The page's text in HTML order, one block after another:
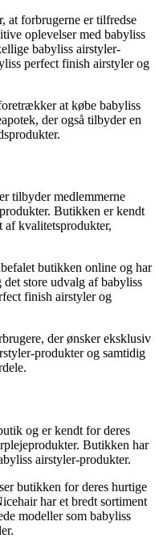
at forbrugerne er tilfredse
oplevelser med babyliss
babyliss airstyler-
perfect finish airstyler og
at købe babyliss
der også tilbyder en
tilbyder medlemmerne
Butikken er kendt
af kvalitetsprodukter,
butikken online og har
store udvalg af babyliss
finish airstyler og
der ønsker eksklusiv
produkter og samtidig
og er kendt for deres
Butikken har
airstyler-produkter.
butikken for deres hurtige
har et bredt sortiment
modeller som babyliss